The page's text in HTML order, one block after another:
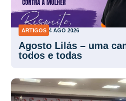
ARTIGOS 4 AGO 2026
Agosto Lilás – uma
todos e todas